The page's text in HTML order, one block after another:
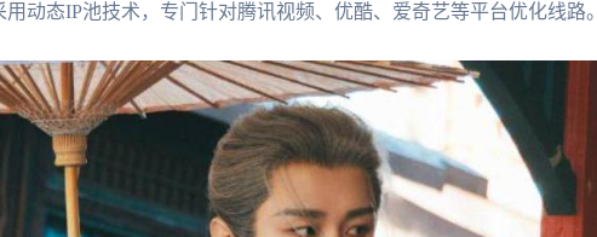
动态IP池技术，专门针对腾讯视频、优酷、爱奇艺等平台优化线路。